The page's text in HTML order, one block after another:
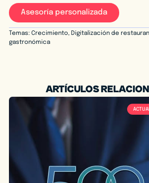
Asesoría personalizada
Temas: Crecimiento, Digitalización de
gastronómica
ARTÍCULOS